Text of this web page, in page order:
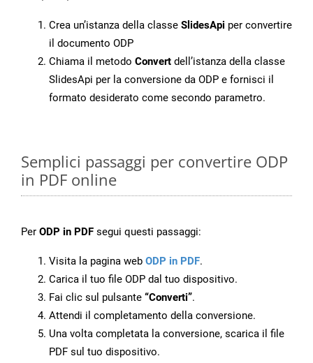
Crea un’istanza della classe SlidesApi per convertire
il documento ODP
Chiama il metodo Convert dell’istanza della classe
SlidesApi per la conversione da ODP e fornisci il
formato desiderato come secondo parametro.
Semplici passaggi per convertire ODP
in PDF online
Per ODP in PDF segui questi passaggi:
Visita la pagina web ODP in PDF.
Carica il tuo file ODP dal tuo dispositivo.
Fai clic sul pulsante “Converti”.
Attendi il completamento della conversione.
Una volta completata la conversione, scarica il file
PDF sul tuo dispositivo.